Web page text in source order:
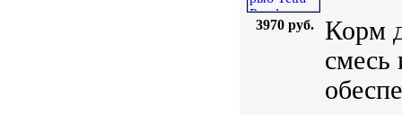
3970 руб.
Корм
смесь